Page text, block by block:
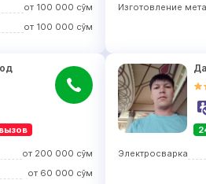
от 100 000 сўм
от 100 000 сўм
от 200 000 сўм
от 60 000 сўм
Электросварка